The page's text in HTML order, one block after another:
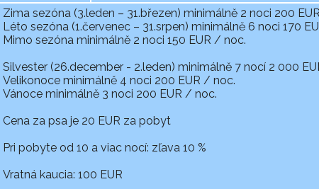
Zima sezóna (3.leden – 31.březen) minimálně 2 noci 200
Léto sezóna (1.červenec – 31.srpen) minimálně 6 noci 170
Mimo sezóna minimálně 2 noci 150 EUR / noc.
Silvester (26.december - 2.leden) minimálně 7 nocí 2 000
Velikonoce minimálně 4 noci 200 EUR / noc.
Vánoce minimálně 3 noci 200 EUR / noc.
Cena za psa je 20 EUR za pobyt
Pri pobyte od 10 a viac nocí: zľava 10 %
Vratná kaucia: 100 EUR